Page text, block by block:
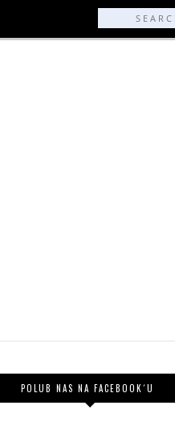
POLUB NAS NA FACEBOOK´U